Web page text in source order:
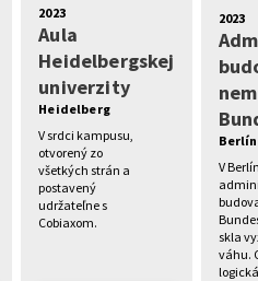
2023
Aula
Heidelbergskej
univerzity
Heidelberg
V srdci kampusu,
otvorený zo
všetkých strán a
postavený
udržateľne s
Cobiaxom.
2023
Berlín
V
skla
váhu.